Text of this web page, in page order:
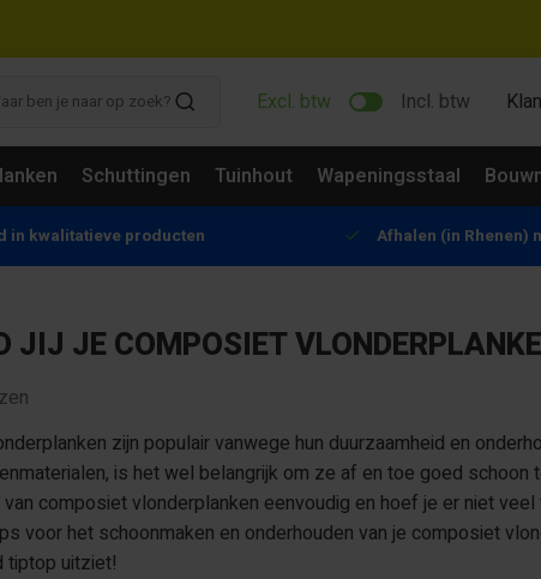
Excl. btw Incl. btw
Schuttingen Tuinhout Wapeningsstaal
in kwalitatieve producten Afhalen (in Rhenen)
JIJ JE COMPOSIET
zijn populair vanwege hun duurzaamheid en
is het wel belangrijk om ze af en toe goed schoon
composiet vlonderplanken eenvoudig en hoef je er niet
voor het schoonmaken en onderhouden van je composiet
tiptop uitziet!